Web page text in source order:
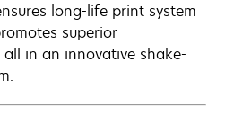
long-life print system
superior
in an innovative shake-